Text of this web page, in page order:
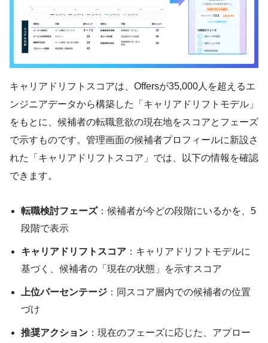
キャリアドリフトスコアは、Offersが35,000人を超えるエ
ンジニアデータから構築した「キャリアドリフトモデル」
をもとに、候補者の転職意欲の現在地をスコアとフェーズ
で示すものです。管理画面の候補者プロフィールに新設さ
れた「キャリアドリフトスコア」では、以下の情報を確認
できます。
転職検討フェーズ：候補者が今どの段階にいるかを、5
段階で表示
キャリアドリフトスコア ：キャリアドリフトモデルに
基づく、候補者の「現在の状態」を示すスコア
上位パーセンテージ ：同スコア層内での候補者の位置
づけ
推奨アクション ：現在のフェーズに応じた、アプロー